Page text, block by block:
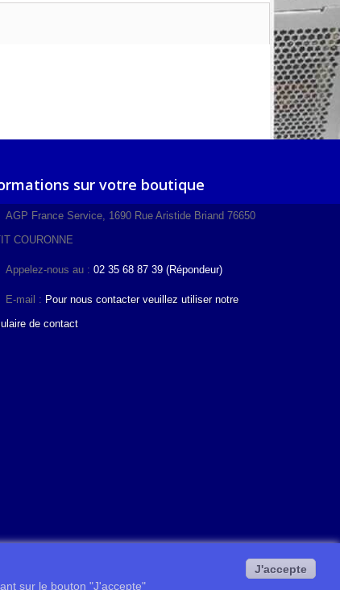
sur votre boutique
AGP France Service, 1690 Rue Aristide Briand 76650
COURONNE
Appelez-nous au : 02 35 68 87 39 (Répondeur)
E-mail : Pour nous contacter veuillez utiliser notre
de contact
sur le bouton "J'accepte"
J'accepte